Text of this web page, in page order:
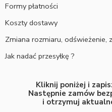
Formy płatności
Koszty dostawy
Zmiana rozmiaru, odświeżenie,
Jak nadać przesyłkę ?
Kliknij poniżej i
Następnie zamów
i otrzymuj